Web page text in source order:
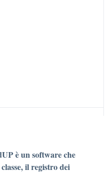
è un software che
il registro dei